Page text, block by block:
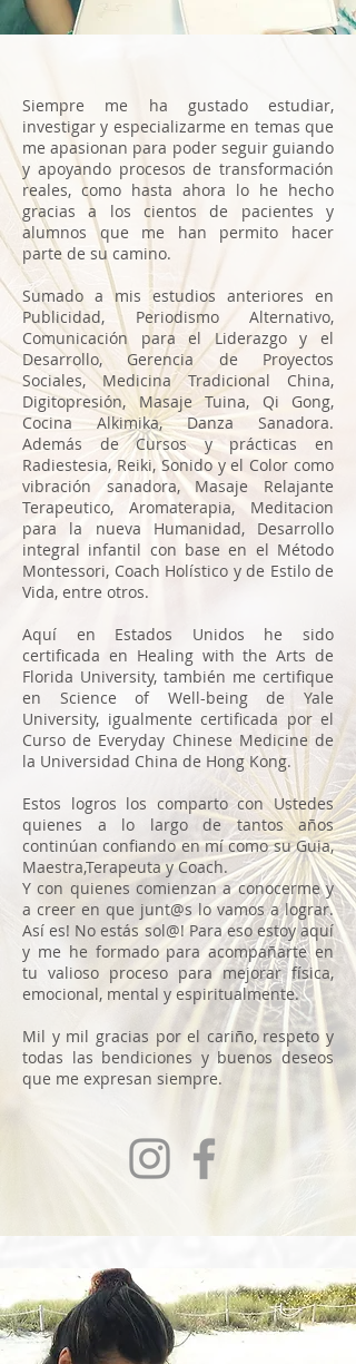
Siempre me ha gustado estudiar,
investigar y especializarme en temas que
me apasionan para poder seguir guiando
y apoyando procesos de transformación
reales, como hasta ahora lo he hecho
gracias a los cientos de pacientes y
alumnos que me han permito hacer
parte de su camino.
Sumado a mis estudios anteriores en
Publicidad, Periodismo Alternativo,
Comunicación para el Liderazgo y el
Desarrollo, Gerencia de Proyectos
Sociales, Medicina Tradicional China,
Digitopresión, Masaje Tuina, Qi Gong,
Cocina Alkimika, Danza Sanadora.
Además de Cursos y prácticas en
Radiestesia, Reiki, Sonido y el Color como
vibración sanadora, Masaje Relajante
Terapeutico, Aromaterapia, Meditacion
para la nueva Humanidad, Desarrollo
integral infantil con base en el Método
Montessori, Coach Holístico y de Estilo de
Vida, entre otros.
Aquí en Estados Unidos he sido
certificada en Healing with the Arts de
Florida University, también me certifique
en Science of Well-being de Yale
University, igualmente certificada por el
Curso de Everyday Chinese Medicine de
la Universidad China de Hong Kong.
Estos logros los comparto con Ustedes
quienes a lo largo de tantos años
continúan confiando en mí como su Guia,
Maestra,Terapeuta y Coach.
Y con quienes comienzan a conocerme y
a creer en que junt@s lo vamos a lograr.
Así es! No estás sol@! Para eso estoy aquí
y me he formado para acompañarte en
tu valioso proceso para mejorar física,
emocional, mental y espiritualmente.
Mil y mil gracias por el cariño, respeto y
todas las bendiciones y buenos deseos
que me expresan siempre.